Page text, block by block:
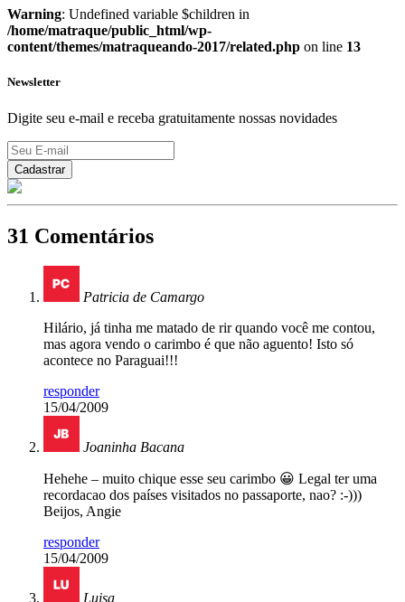
Warning: Undefined variable $children in
/home/matraque/public_html/wp-
content/themes/matraqueando-2017/related.php on line 13
Newsletter
Digite seu e-mail e receba gratuitamente nossas novidades
31 Comentários
Patricia de Camargo
Hilário, já tinha me matado de rir quando você me contou,
mas agora vendo o carimbo é que não aguento! Isto só
acontece no Paraguai!!!
responder
15/04/2009
Joaninha Bacana
Hehehe – muito chique esse seu carimbo 😀 Legal ter uma
recordacao dos países visitados no passaporte, nao? :-)))
Beijos, Angie
responder
15/04/2009
Luisa